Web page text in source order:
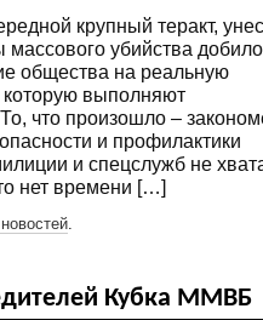
крупный теракт,
массового убийства
общества на реальную
которую выполняют
что произошло –
и профилактики
и спецслужб не
нет времени […]
Кубка ММВБ